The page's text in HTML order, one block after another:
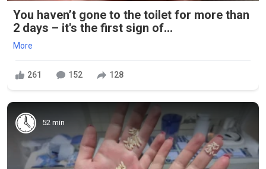
You haven’t gone to the toilet for more than
2 days – it's the first sign of...
More
261 152 128
52 min